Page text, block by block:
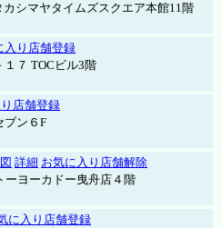
シマヤタイムズスクエア本館11階
入り店舗登録
７ TOCビル3階
店舗登録
ン６F
詳細 お気に入り店舗解除
ーヨーカドー曳舟店４階
に入り店舗登録